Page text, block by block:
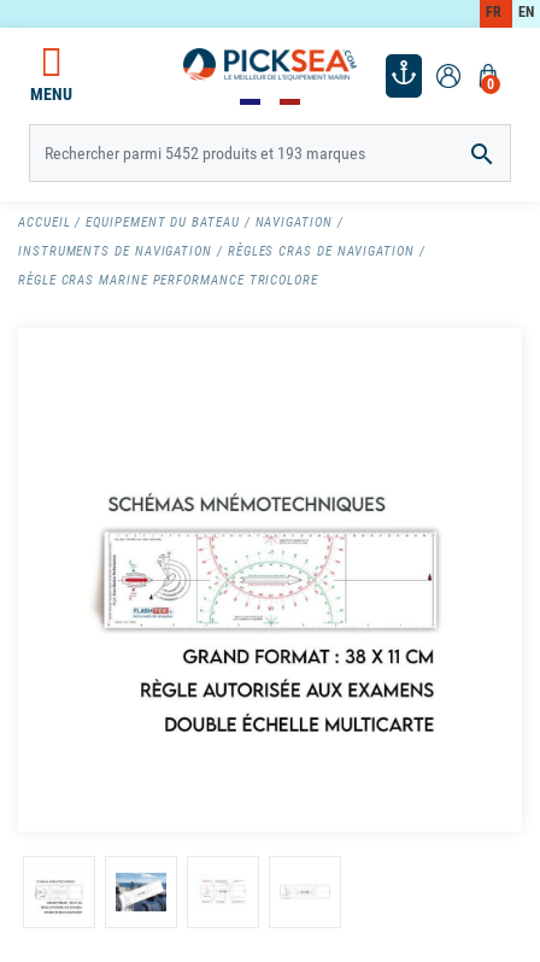
FR EN
0
MENU

ACCUEIL EQUIPEMENT DU BATEAU
NAVIGATION
INSTRUMENTS DE NAVIGATION
RÈGLES CRAS DE NAVIGATION
RÈGLE CRAS MARINE PERFORMANCE TRICOLORE